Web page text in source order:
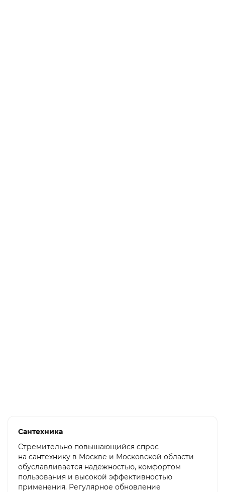
Сантехника
Стремительно повышающийся спрос
на сантехнику в Москве и Московской области
обуславливается надёжностью, комфортом
пользования и высокой эффективностью
применения. Регулярное обновление